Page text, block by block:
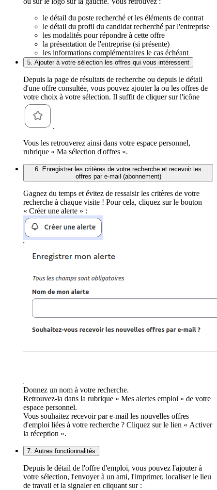
le détail du poste recherché et les éléments de contrat
le détail du profil du candidat recherché par l'entreprise
les modalités pour répondre à cette offre
la présentation de l'entreprise (si présente)
les informations complémentaires le cas échéant
5. Ajouter à votre sélection les offres qui vous intéressent
Depuis la page de résultats de recherche ou depuis le détail
d'une offre consultée, vous pouvez ajouter la ou les offres de
votre choix à votre sélection. Il suffit de cliquer sur l'icône
.
Vous les retrouverez ainsi dans votre espace personnel,
rubrique « Ma sélection d'offres ».
6. Enregistrer les critères de votre recherche et recevoir les
offres par e-mail (abonnement)
Gagnez du temps et évitez de ressaisir les critères de votre
recherche à chaque visite ! Pour cela, cliquez sur le bouton
« Créer une alerte » :
Donnez un nom à votre recherche.
Retrouvez-la dans la rubrique « Mes alertes emploi » de votre
espace personnel.
Vous souhaitez recevoir par e-mail les nouvelles offres
d'emploi liées à votre recherche ? Cliquez sur le lien « Activer
la réception ».
7. Autres fonctionnalités
Depuis le détail de l'offre d'emploi, vous pouvez l'ajouter à
votre sélection, l'envoyer à un ami, l'imprimer, localiser le lieu
de travail et la signaler en cliquant sur :